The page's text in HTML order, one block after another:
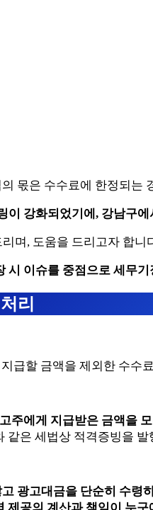
몫은 수수료에 한정되는
강화되었기에, 강남구
며, 도움을 드리고자 합니
이슈를 중점으로 세무
리
급할 금액을 제외한 수
주에게 지급받은 금액을
같은 세법상 적격증빙을
광고대금을 단순히 수